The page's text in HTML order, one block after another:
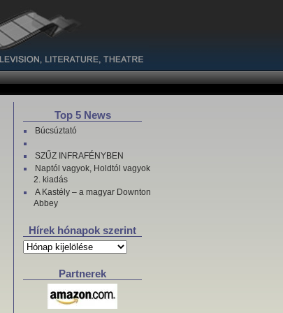
Top 5 News
Búcsúztató
SZŰZ INFRAFÉNYBEN
Naptól vagyok, Holdtól vagyok
2. kiadás
A Kastély – a magyar Downton
Abbey
Hírek hónapok szerint
Hírek
hónapok
Partnerek